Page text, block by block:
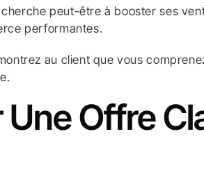
peut-être à booster ses
performantes.
au client que vous
Offre